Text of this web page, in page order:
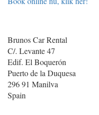
Brunos Car Rental
C/. Levante 47
Edif. El Boquerón
Puerto de la Duquesa
296 91 Manilva
Spain